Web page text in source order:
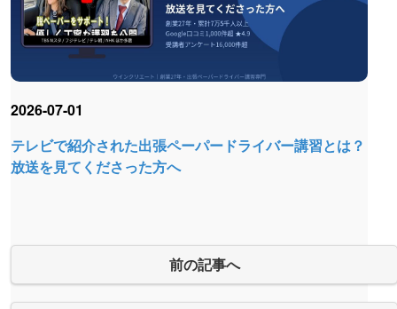
テレビで紹介された出張ペーパードライバー講習とは？
放送を見てくださった方へ
2026-07-01
前の記事へ